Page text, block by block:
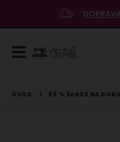
ÚVOD 95 % ŠANCE NA